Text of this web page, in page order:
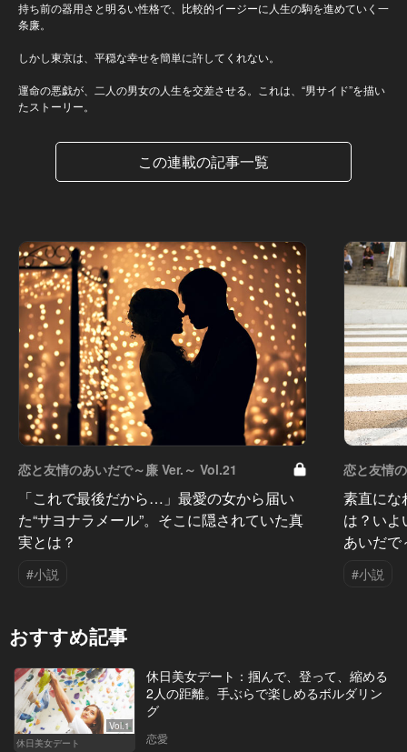
持ち前の器用さと明るい性格で、比較的イージーに人生の駒を進めていく一
条廉。
しかし東京は、平穏な幸せを簡単に許してくれない。
運命の悪戯が、二人の男女の人生を交差させる。これは、“男サイド”を描い
たストーリー。
この連載の記事一覧
恋と友情のあいだで～廉 Ver.～ Vol.21
「これで最後だから…」最愛の女から届い
た“サヨナラメール”。そこに隠されていた真
実とは？
#小説
恋と友情
素直にな
は？い
あいだで
#小説
おすすめ記事
Vol.1
休日美女デート
休日美女デート：掴んで、登って、縮める
2人の距離。手ぶらで楽しめるボルダリン
グ
恋愛